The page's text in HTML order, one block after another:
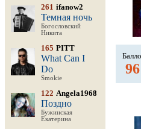
261 ifanow2
Темная ночь
Богословский
Никита
165 PITT
What Can I
Do
Smokie
122 Angela1968
Поздно
Бужинская
Екатерина
96